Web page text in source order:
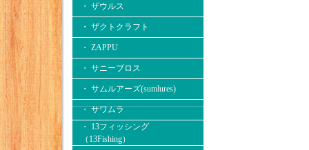
・ ザウルス
・ ザクトクラフト
・ ZAPPU
・ サニーブロス
・ サムルアーズ(sumlures)
・ サワムラ
・ 13フィッシング
（13Fishing）